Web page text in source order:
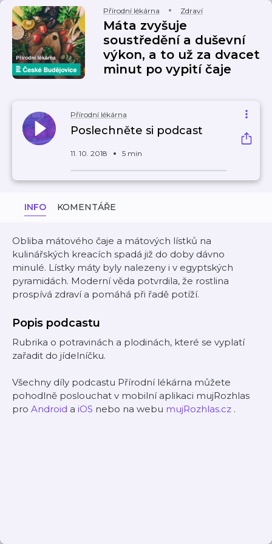
Přírodní lékárna Zdraví
Máta zvyšuje
soustředění a duševní
výkon, a to už za dvacet
minut po vypití čaje
Přírodní lékárna
Poslechněte si podcast
11. 10. 2018 5 min
INFO KOMENTÁŘE
Obliba mátového čaje a mátových lístků na
kulinářských kreacích spadá již do doby dávno
minulé. Lístky máty byly nalezeny i v egyptských
pyramidách. Moderní věda potvrdila, že rostlina
prospívá zdraví a pomáhá při řadě potíží.
Popis podcastu
Rubrika o potravinách a plodinách, které se vyplatí
zařadit do jídelníčku.
Všechny díly podcastu Přírodní lékárna můžete
pohodlně poslouchat v mobilní aplikaci mujRozhlas
pro Android a iOS nebo na webu mujRozhlas.cz .